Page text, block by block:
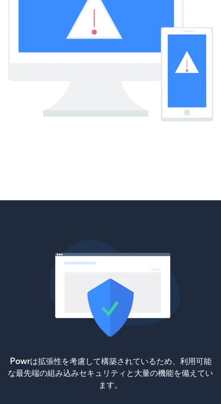
Powrは拡張性を考慮して構築されているため、利用可能
な最先端の組み込みセキュリティと大量の機能を備えてい
ます。